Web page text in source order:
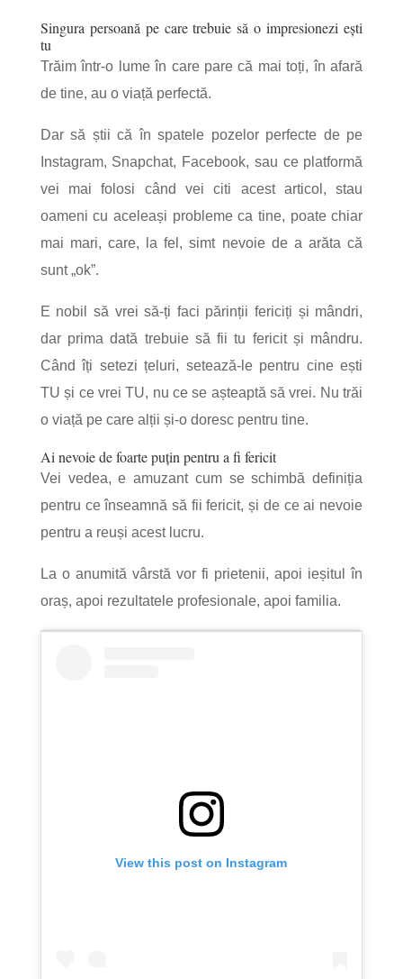
Singura persoană pe care trebuie să o impresionezi ești
tu
Trăim într-o lume în care pare că mai toți, în afară
de tine, au o viață perfectă.
Dar să știi că în spatele pozelor perfecte de pe
Instagram, Snapchat, Facebook, sau ce platformă
vei mai folosi când vei citi acest articol, stau
oameni cu aceleași probleme ca tine, poate chiar
mai mari, care, la fel, simt nevoie de a arăta că
sunt „ok”.
E nobil să vrei să-ți faci părinții fericiți și mândri,
dar prima dată trebuie să fii tu fericit și mândru.
Când îți setezi țeluri, setează-le pentru cine ești
TU și ce vrei TU, nu ce se așteaptă să vrei. Nu trăi
o viață pe care alții și-o doresc pentru tine.
Ai nevoie de foarte puțin pentru a fi fericit
Vei vedea, e amuzant cum se schimbă definiția
pentru ce înseamnă să fii fericit, și de ce ai nevoie
pentru a reuși acest lucru.
La o anumită vârstă vor fi prietenii, apoi ieșitul în
oraș, apoi rezultatele profesionale, apoi familia.
View this post on Instagram